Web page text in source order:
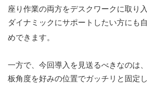
座り作業の両方をデスクワークに取り
ダイナミックにサポートしたい方にも
めできます。
一方で、今回導入を見送るべきなのは
板角度を好みの位置でガッチリと固定